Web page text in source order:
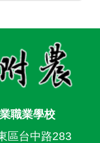
職業學校
區台中路283